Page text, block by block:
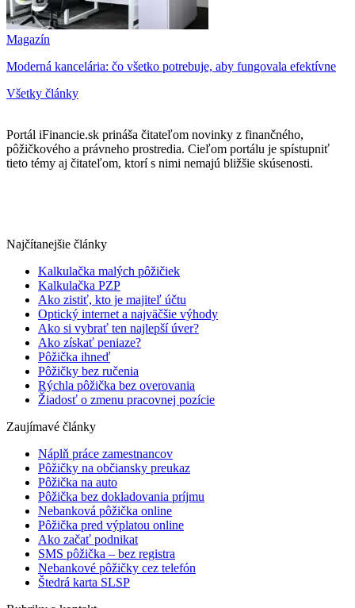
Magazín
Moderná kancelária: čo všetko potrebuje, aby fungovala efektívne
Všetky články
Portál iFinancie.sk prináša čitateľom novinky z finančného,
pôžičkového a právneho prostredia. Cieľom portálu je spístupniť
tieto témy aj čitateľom, ktorí s nimi nemajú bližšie skúsenosti.
Najčítanejšie články
Kalkulačka malých pôžičiek
Kalkulačka PZP
Ako zistiť, kto je majiteľ účtu
Optický internet a najväčšie výhody
Ako si vybrať ten najlepší úver?
Ako získať peniaze?
Pôžička ihneď
Pôžičky bez ručenia
Rýchla pôžička bez overovania
Žiadosť o zmenu pracovnej pozície
Zaujímavé články
Náplň práce zamestnancov
Pôžičky na občiansky preukaz
Pôžička na auto
Pôžička bez dokladovania príjmu
Nebanková pôžička online
Pôžička pred výplatou online
Ako začať podnikat
SMS pôžička – bez registra
Nebankové pôžičky cez telefón
Štedrá karta SLSP